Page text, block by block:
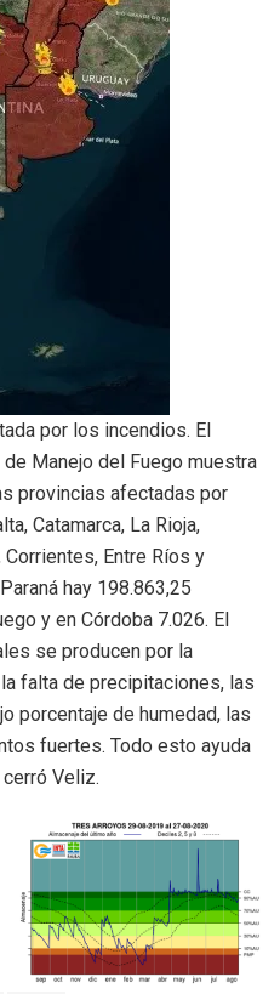
por los incendios. El
Manejo del Fuego muestra
provincias afectadas por
Catamarca, La Rioja,
Entre Ríos y
hay 198.863,25
y en Córdoba 7.026. El
se producen por la
falta de precipitaciones, las
porcentaje de humedad, las
fuertes. Todo esto ayuda
Veliz.